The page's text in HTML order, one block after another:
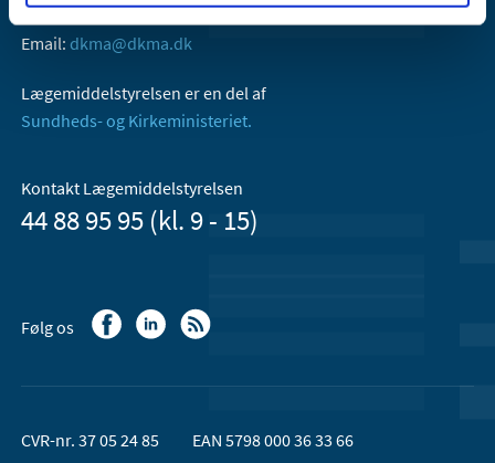
2300 København S
Email: dkma@dkma.dk
Lægemiddelstyrelsen er en del af
Sundheds- og Kirkeministeriet.
Kontakt Lægemiddelstyrelsen
44 88 95 95 (kl. 9 - 15)
Følg os
CVR-nr. 37 05 24 85 EAN 5798 000 36 33 66